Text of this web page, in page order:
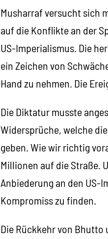
Musharraf versucht sich
auf die Konflikte an der
US-Imperialismus. Die
ein Zeichen von
Hand zu nehmen. Die
Die Diktatur musste
Widersprüche, welche
geben. Wie wir richtig
Millionen auf die Straße.
Anbiederung an den US-
Kompromiss zu finden.
Die Rückkehr von Bhutto